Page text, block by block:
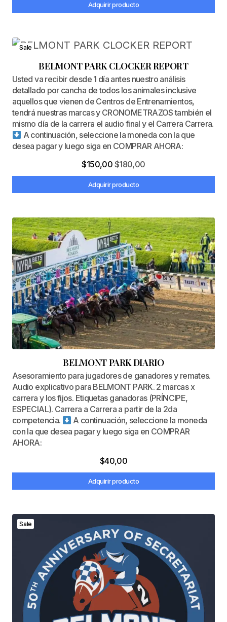
Adquirir producto
Sale
BELMONT PARK CLOCKER REPORT
Usted va recibir desde 1 día antes nuestro análisis
detallado por cancha de todos los animales inclusive
aquellos que vienen de Centros de Entrenamientos,
tendrá nuestras marcas y CRONOMETRAZOS también el
mismo día de la carrera el audio final y el Carrera Carrera.
A continuación, seleccione la moneda con la que
desea pagar y luego siga en COMPRAR AHORA:
$180,00
$150,00
Adquirir producto
BELMONT PARK DIARIO
Asesoramiento para jugadores de ganadores y remates.
Audio explicativo para BELMONT PARK. 2 marcas x
carrera y los fijos. Etiquetas ganadoras (PRÍNCIPE,
ESPECIAL). Carrera a Carrera a partir de la 2da
competencia.
A continuación, seleccione la moneda
con la que desea pagar y luego siga en COMPRAR
AHORA:
$40,00
Adquirir producto
Sale